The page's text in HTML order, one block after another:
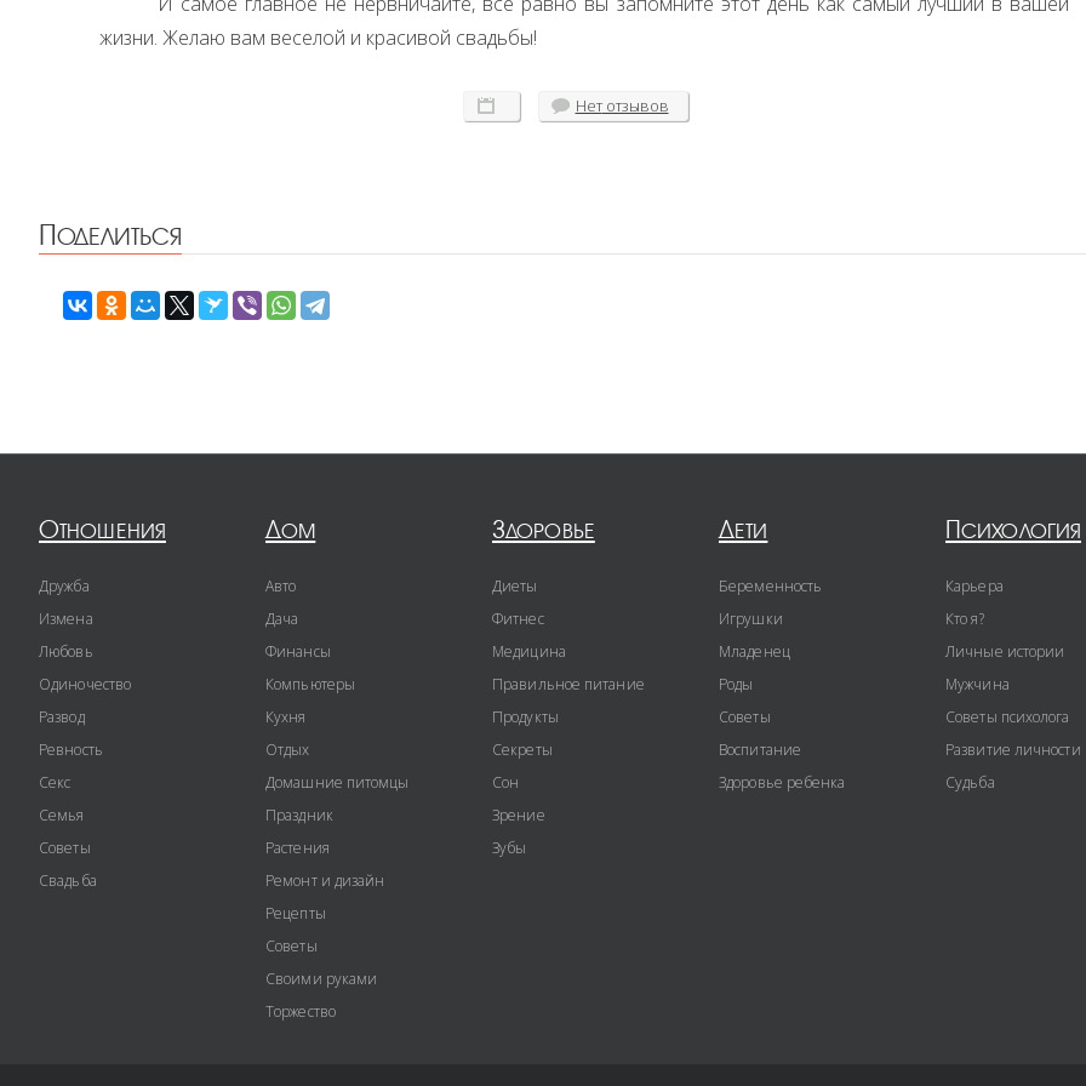
жизни. Желаю вам веселой и красивой свадьбы!
Нетотзывов
Поделиться
Отношения
Дружба
Измена
Любовь
Одиночество
Развод
Ревность
Секс
Семья
Советы
Свадьба
Дом
Авто
Дача
Финансы
Компьютеры
Кухня
Отдых
Домашние питомцы
Праздник
Растения
Ремонт и дизайн
Рецепты
Советы
Своими руками
Торжество
Здоровье
Диеты
Фитнес
Медицина
Правильное питание
Продукты
Секреты
Сон
Зрение
Зубы
Дети
Беременность
Игрушки
Младенец
Роды
Советы
Воспитание
Здоровье ребенка
Психология
Карьера
Кто я?
Личные истории
Мужчина
Советы психолога
Развитие личности
Судьба